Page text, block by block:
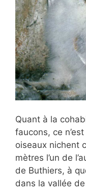
Quant à la
faucons, ce
oiseaux nichent
mètres l’un de
de Buthiers, à
dans la vallée de